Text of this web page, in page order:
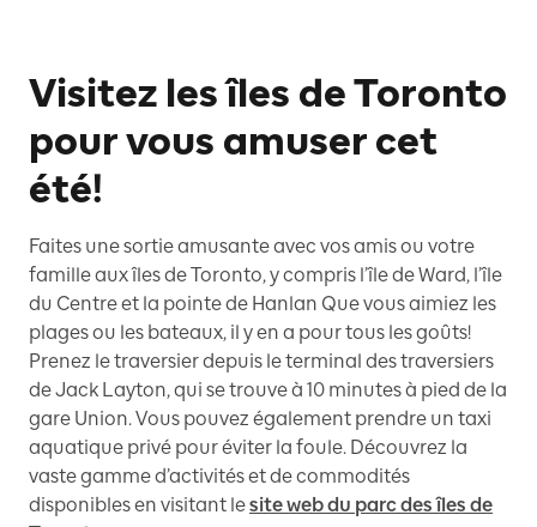
Visitez les îles de Toronto
pour vous amuser cet
été!
Faites une sortie amusante avec vos amis ou votre
famille aux îles de Toronto, y compris l’île de Ward, l’île
du Centre et la pointe de Hanlan Que vous aimiez les
plages ou les bateaux, il y en a pour tous les goûts!
Prenez le traversier depuis le terminal des traversiers
de Jack Layton, qui se trouve à 10 minutes à pied de la
gare Union. Vous pouvez également prendre un taxi
aquatique privé pour éviter la foule. Découvrez la
vaste gamme d’activités et de commodités
disponibles en visitant lesite web du parc des îles de